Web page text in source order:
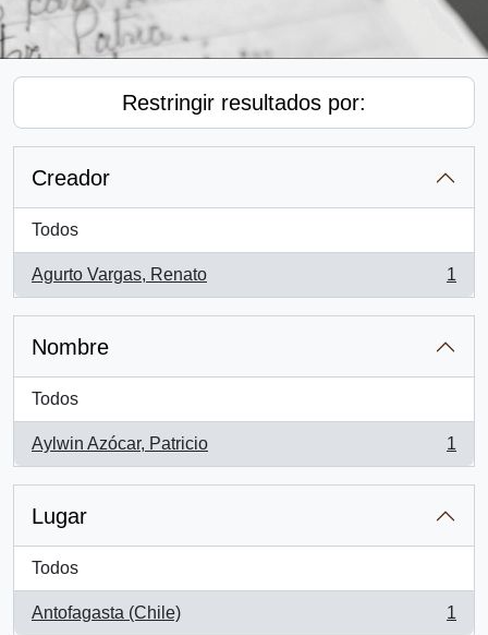
Restringir resultados por:
Creador
Todos
Agurto Vargas, Renato
, 1 resultados
1
Nombre
Todos
Aylwin Azócar, Patricio
, 1 resultados
1
Lugar
Todos
Antofagasta (Chile)
, 1 resultados
1